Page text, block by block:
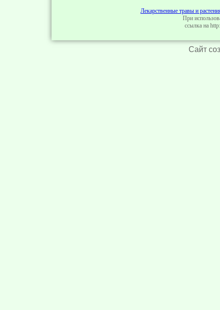
Лекарственные травы и
При
ссылка на
Сайт